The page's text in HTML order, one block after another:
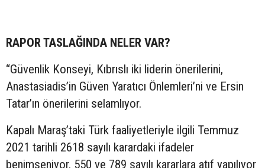
RAPOR TASLAĞINDA NELER VAR?
“Güvenlik Konseyi, Kıbrıslı iki liderin önerilerini,
Anastasiadis’in Güven Yaratıcı Önlemleri’ni ve Ersin
Tatar’ın önerilerini selamlıyor.
Kapalı Maraş’taki Türk faaliyetleriyle ilgili Temmuz
2021 tarihli 2618 sayılı karardaki ifadeler
benimseniyor. 550 ve 789 sayılı kararlara atıf yapılıyor